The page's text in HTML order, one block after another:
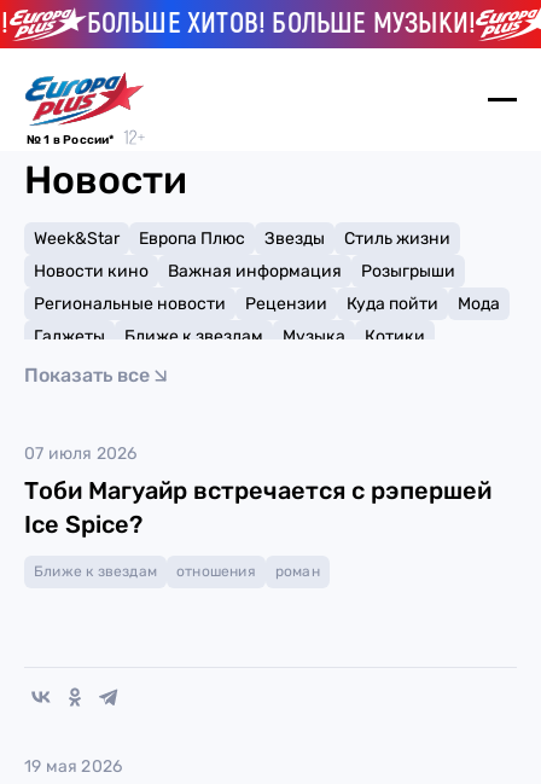
БОЛЬШЕ ХИТОВ! БОЛЬШЕ МУЗЫКИ!
№ 1 в России*
Новости
Week&Star Европа Плюс Звезды
Стиль жизни
Новости кино
Важная информация
Розыгрыши
Региональные новости
Рецензии Куда пойти
Мода
Гаджеты
Ближе к звездам Музыка
Котики
Мемы и тренды
Показать все
07 июля 2026
Тоби Магуайр встречается с рэпершей
Ice Spice?
Ближе к звездам отношения роман
19 мая 2026